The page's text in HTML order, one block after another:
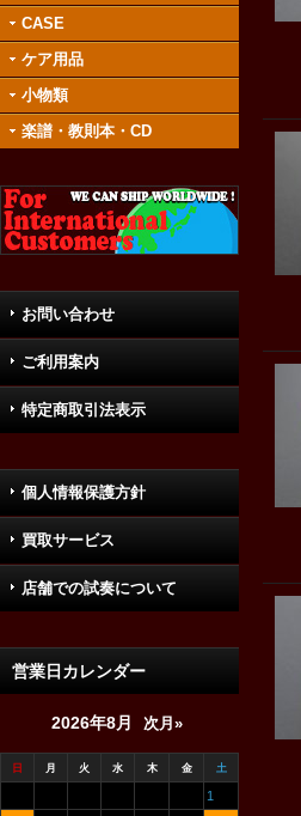
CASE
ケア用品
小物類
楽譜・教則本・CD
お問い合わせ
ご利用案内
特定商取引法表示
個人情報保護方針
買取サービス
店舗での試奏について
営業日カレンダー
2026年8月 次月»
日 月 火 水 木 金 土
1